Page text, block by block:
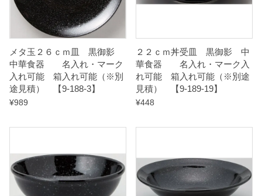
8
9
1
7
u
a
メタ玉２６ｃｍ皿 黒御影
中華食器 名入れ・マーク
入れ可能 箱入れ可能（※別
途見積） 【9-188-3】
¥989
２２ｃｍ丼受皿 黒御影 中
華食器 名入れ・マーク入
れ可能 箱入れ可能（※別途
見積） 【9-189-19】
¥448